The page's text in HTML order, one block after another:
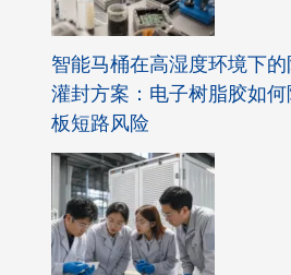
智能马桶在高湿度环境下
灌封方案：电子树脂胶如
板短路风险